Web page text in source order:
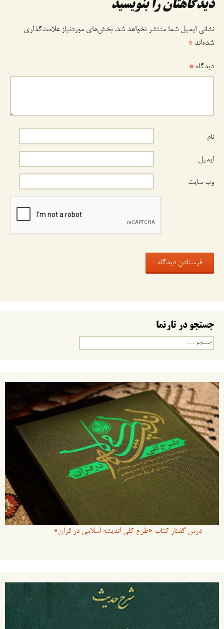
دیدگاهتان را بنویسید
نشانی ایمیل شما منتشر نخواهد شد. بخش‌های موردنیاز علامت‌گذاری
شده‌اند *
دیدگاه *
نام
ایمیل
وب‌ سایت
جستجو در تارنما
جستجو
درس گفتار کتاب «طرح کلی اندیشه اسلامی در قرآن»